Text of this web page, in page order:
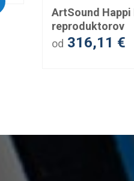
ArtSound Happi
reproduktorov
od 316,11 €